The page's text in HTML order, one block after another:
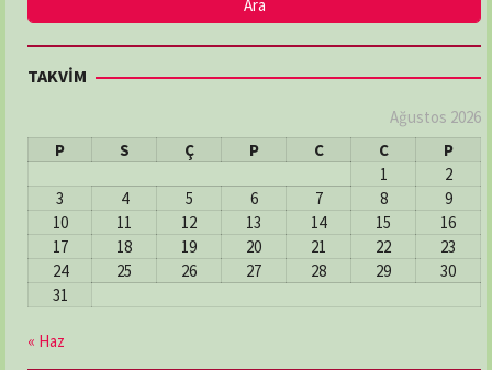
TAKVİM
Ağustos 2026
P
S Ç P C C
P
1
2
3
4 5 6 7 8
9
10
11 12 13 14 15
16
17
18 19 20 21 22
23
24
25 26 27 28 29
30
31
« Haz